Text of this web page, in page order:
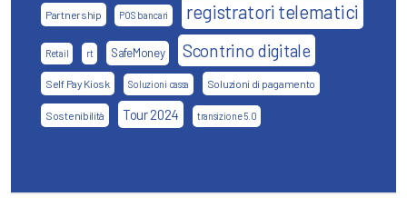
Partnership POS bancari registratori telematici
Retail rt SafeMoney Scontrino digitale
Self Pay Kiosk Soluzioni cassa Soluzioni di pagamento
Sostenibilità Tour 2024 transizione 5.0